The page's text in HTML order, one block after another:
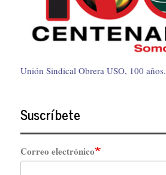
Unión Sindical Obrera USO, 100 años.
Suscríbete
Correo electrónico